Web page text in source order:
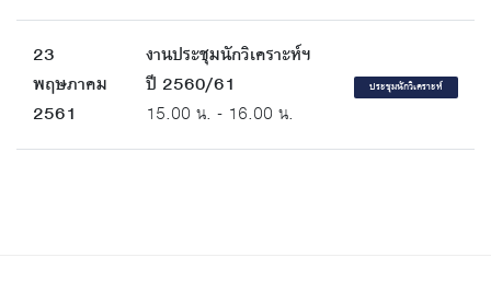
23
พฤษภาคม
2561
งานประชุมนักวิเคราะห์ฯ
ปี 2560/61
15.00 น. - 16.00 น.
ประชุมนักวิเคราะห์